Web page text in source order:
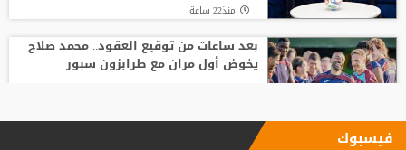
منذ22 ساعة
بعد ساعات من توقيع العقود.. محمد صلاح
يخوض أول مران مع طرابزون سبور
فيسبوك